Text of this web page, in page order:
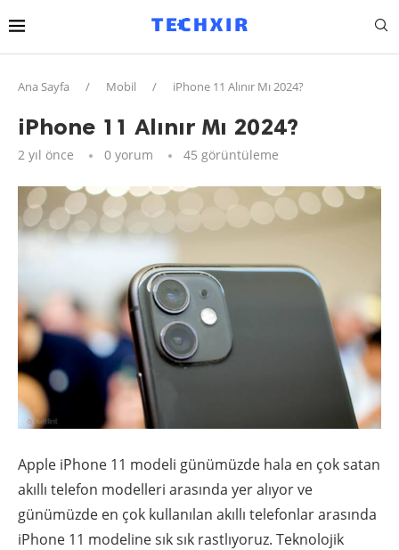
Ana Sayfa / Mobil / iPhone 11 Alınır Mı 2024?
iPhone 11 Alınır Mı 2024?
2 yıl önce 0 yorum 45 görüntüleme
Apple iPhone 11 modeli günümüzde hala en çok satan
akıllı telefon modelleri arasında yer alıyor ve
günümüzde en çok kullanılan akıllı telefonlar arasında
iPhone 11 modeline sık sık rastlıyoruz. Teknolojik